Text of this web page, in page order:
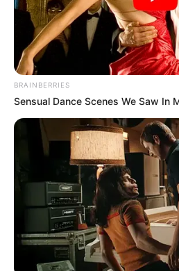
The Videos Of Hillary Clinton
BUZZDAY
Walmart Cameras Captured
BUZZDAY
BRAINBERRIES
Sensual Dance Scenes We Saw In